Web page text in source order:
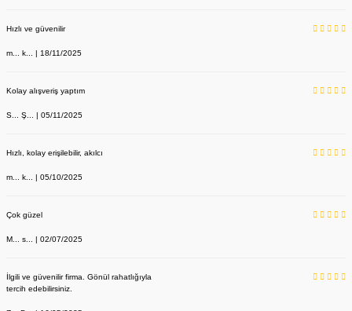
Hızlı ve güvenilir
m... k... | 18/11/2025
Kolay alışveriş yaptım
S... Ş... | 05/11/2025
Hızlı, kolay erişilebilir, akılcı
m... k... | 05/10/2025
Çok güzel
M... s... | 02/07/2025
İlgili ve güvenilir firma. Gönül rahatlığıyla
tercih edebilirsiniz.